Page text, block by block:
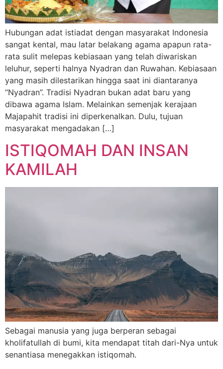
Hubungan adat istiadat dengan masyarakat Indonesia
sangat kental, mau latar belakang agama apapun rata-
rata sulit melepas kebiasaan yang telah diwariskan
leluhur, seperti halnya Nyadran dan Ruwahan. Kebiasaan
yang masih dilestarikan hingga saat ini diantaranya
“Nyadran”. Tradisi Nyadran bukan adat baru yang
dibawa agama Islam. Melainkan semenjak kerajaan
Majapahit tradisi ini diperkenalkan. Dulu, tujuan
masyarakat mengadakan […]
ISTIQOMAH DAN INSAN
KAMILAH
Sebagai manusia yang juga berperan sebagai
kholifatullah di bumi, kita mendapat titah dari-Nya untuk
senantiasa menegakkan istiqomah.